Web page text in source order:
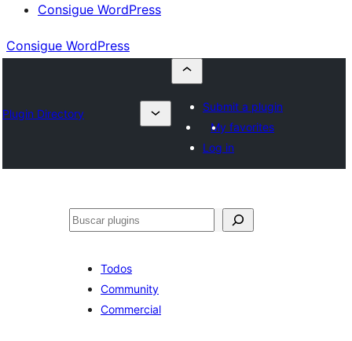
Consigue WordPress
Consigue WordPress
Plugin Directory
Submit a plugin
My favorites
Log in
Buscar
Todos
Community
Commercial